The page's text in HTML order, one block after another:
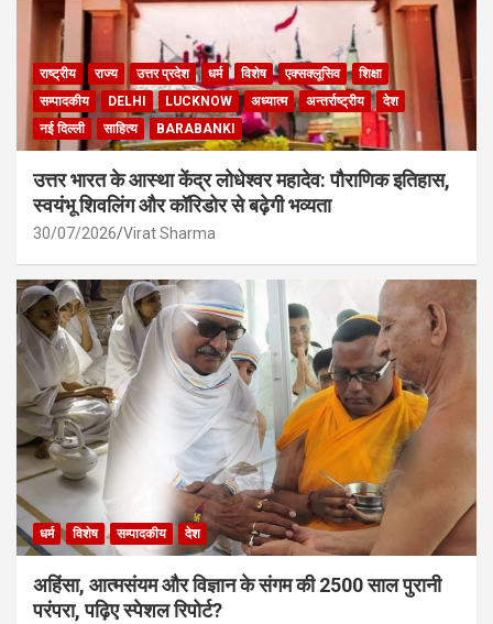
राष्ट्रीय राज्य उत्तर प्रदेश धर्म विशेष एक्सक्लूसिव
शिक्षा
सम्पादकीय
DELHI LUCKNOW अध्यात्म अन्तर्राष्ट्रीय
देश
नई दिल्ली
साहित्य BARABANKI
उत्तर भारत के आस्था केंद्र लोधेश्वर महादेव: पौराणिक इतिहास,
स्वयंभू शिवलिंग और कॉरिडोर से बढ़ेगी भव्यता
30/07/2026 Virat Sharma
धर्म विशेष सम्पादकीय देश
अहिंसा, आत्मसंयम और विज्ञान के संगम की 2500 साल पुरानी
परंपरा, पढ़िए स्पेशल रिपोर्ट?